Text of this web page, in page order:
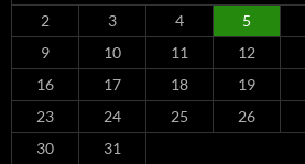
2
3 4 5
9
10 11 12
16
17 18 19
23
24 25 26
30
31